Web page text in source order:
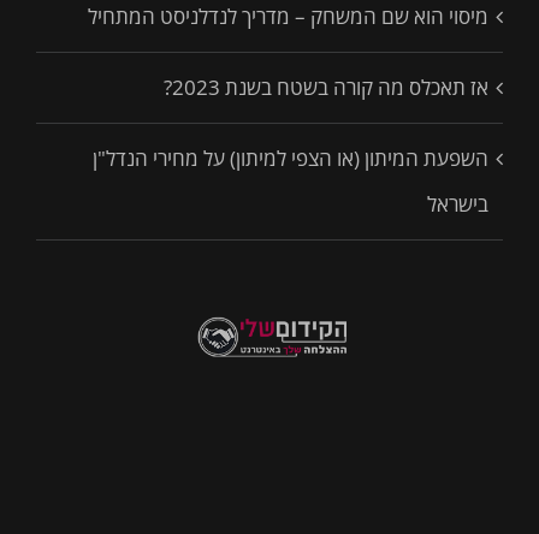
מיסוי הוא שם המשחק – מדריך לנדלניסט המתחיל
אז תאכלס מה קורה בשטח בשנת 2023?
השפעת המיתון (או הצפי למיתון) על מחירי הנדל"ן
בישראל